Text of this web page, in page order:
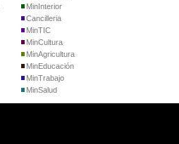
MinInterior
Cancilleria
MinTIC
MinCultura
MinAgricultura
MinEducación
MinTrabajo
MinSalud